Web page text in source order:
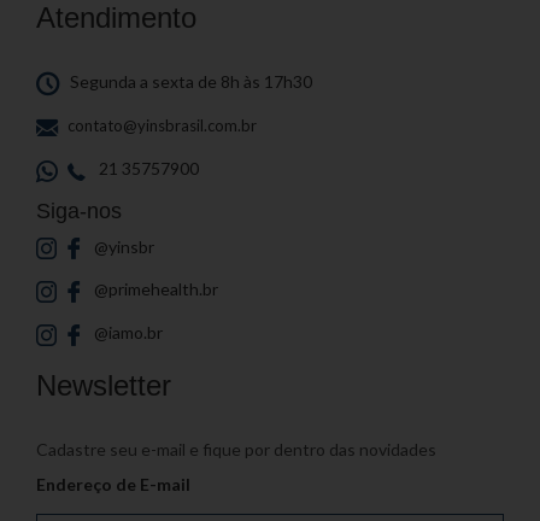
Atendimento
Segunda a sexta de 8h às 17h30
contato@yinsbrasil.com.br
21 35757900
Siga-nos
@yinsbr
@primehealth.br
@iamo.br
Newsletter
Cadastre seu e-mail e fique por dentro das novidades
Endereço de E-mail